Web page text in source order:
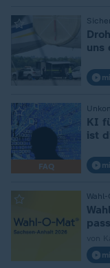
:
uns
FAQ
:
KI
ist
: